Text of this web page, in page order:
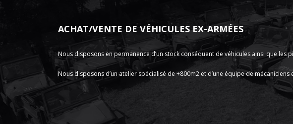
ACHAT/VENTE DE VÉHICULES EX-ARMÉES
Nous disposons en permanence d’un stock conséquent de véhicules ainsi que les
Nous disposons d’un atelier spécialisé de +800m2 et d’une équipe de